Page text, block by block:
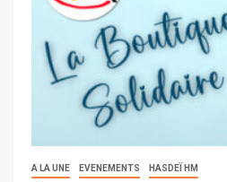
A LA UNE EVENEMENTS HASDEÏ HM